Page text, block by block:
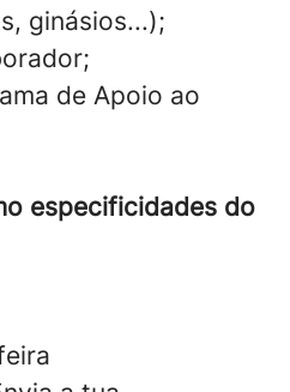
ginásios...);
de Apoio ao
especificidades do